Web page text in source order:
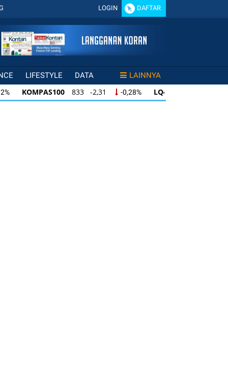
LOGIN DAFTAR
LIFESTYLE DATA LAINNYA
KOMPAS100 833 -2,31 -0,28% LQ45 631 -3,13
KOMPAS100 833 -2,31 -0,28% LQ45 631 -3,13